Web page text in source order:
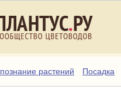
растений Посадка